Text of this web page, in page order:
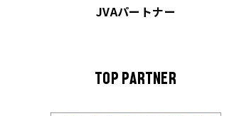
JVAパートナー
TOP PARTNER